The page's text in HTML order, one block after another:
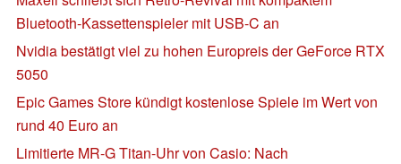
Bluetooth-Kassettenspieler mit USB-C an
Nvidia bestätigt viel zu hohen Europreis der GeForce RTX
5050
Epic Games Store kündigt kostenlose Spiele im Wert von
rund 40 Euro an
Limitierte MR-G Titan-Uhr von Casio: Nach